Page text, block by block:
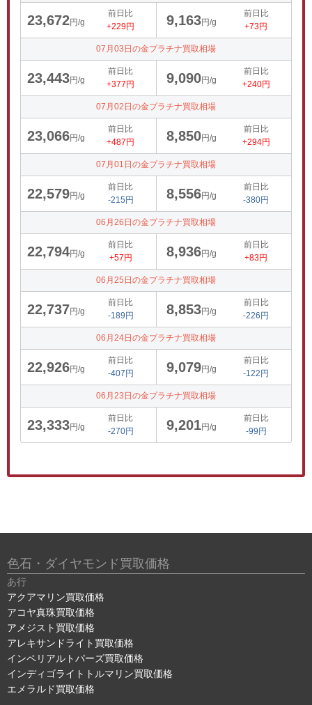
23,672円/g
前日比
+229円
9,163円/g
前日比
+73円
07月03日の金プラチナ買取相場
23,443円/g
前日比
+377円
9,090円/g
前日比
+240円
07月02日の金プラチナ買取相場
23,066円/g
前日比
+487円
8,850円/g
前日比
+294円
07月01日の金プラチナ買取相場
22,579円/g
前日比
-215円
8,556円/g
前日比
-380円
06月26日の金プラチナ買取相場
22,794円/g
前日比
+57円
8,936円/g
前日比
+83円
06月25日の金プラチナ買取相場
22,737円/g
前日比
-189円
8,853円/g
前日比
-226円
06月24日の金プラチナ買取相場
22,926円/g
前日比
-407円
9,079円/g
前日比
-122円
06月23日の金プラチナ買取相場
23,333円/g
前日比
-270円
9,201円/g
前日比
-99円
色石・ダイヤモンド買取価格
あ行
アクアマリン買取価格
アコヤ真珠買取価格
アメジスト買取価格
アレキサンドライト買取価格
インペリアルトパーズ買取価格
インディゴライトトルマリン買取価格
エメラルド買取価格